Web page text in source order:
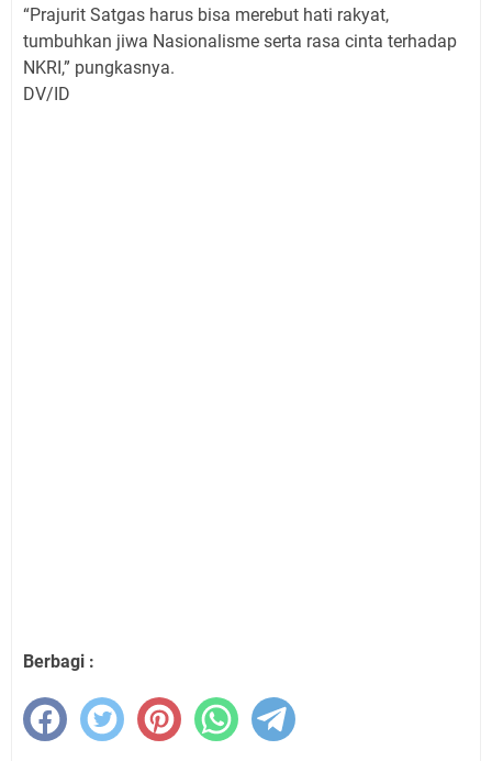
“Prajurit Satgas harus bisa merebut hati rakyat,
tumbuhkan jiwa Nasionalisme serta rasa cinta terhadap
NKRI,” pungkasnya.
DV/ID
Berbagi :